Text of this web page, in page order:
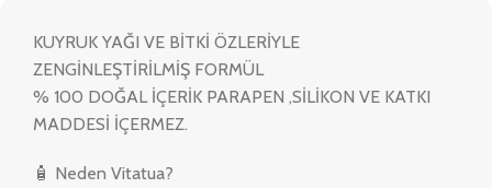
KUYRUK YAĞI VE BİTKİ ÖZLERİYLE
ZENGİNLEŞTİRİLMİŞ FORMÜL
% 100 DOĞAL İÇERİK PARAPEN ,SİLİKON VE KATKI
MADDESİ İÇERMEZ.
🧴 Neden Vitatua?